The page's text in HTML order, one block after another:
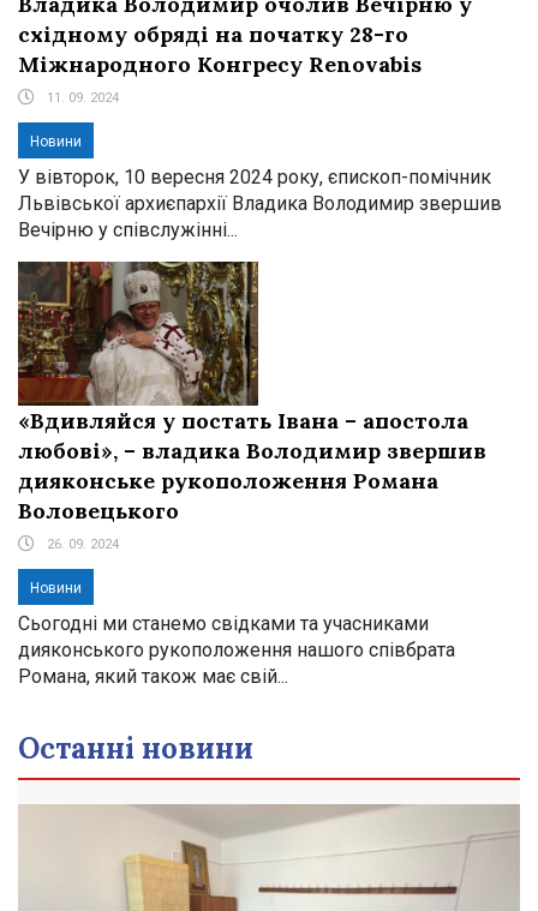
східному обряді на початку 28-го
Міжнародного Конгресу Renovabis
11. 09. 2024
Новини
У вівторок, 10 вересня 2024 року, єпископ-помічник
Львівської архиєпархії Владика Володимир звершив
Вечірню у співслужінні...
«Вдивляйся у постать Івана – апостола
любові», – владика Володимир звершив
дияконське рукоположення Романа
Воловецького
26. 09. 2024
Новини
Сьогодні ми станемо свідками та учасниками
дияконського рукоположення нашого співбрата
Романа, який також має свій...
Останні новини